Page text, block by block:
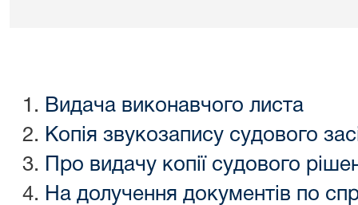
Видача виконавчого листа
Копія звукозапису судового
Про видачу копії судового
На долучення документів по